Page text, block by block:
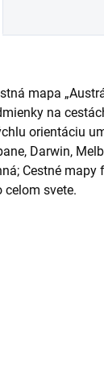
mapa
na
orientáciu
Darwin,
Cestné mapy
celom svete.